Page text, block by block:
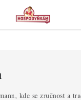
kde se zručnost a